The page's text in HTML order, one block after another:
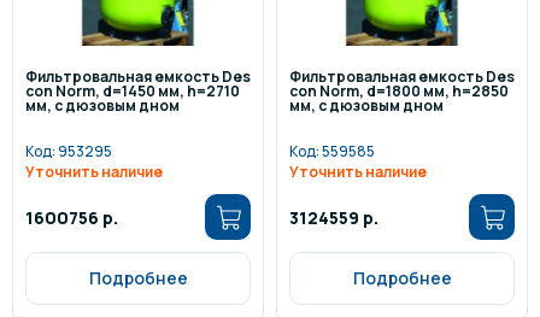
Фильтровальная емкость Des
con Norm, d=1450 мм, h=2710
мм, с дюзовым дном
Код:953295
Уточнить наличие
1600756 р.
Подробнее
Фильтровальная емкость Des
con Norm, d=1800 мм, h=2850
мм, с дюзовым дном
Код:559585
Уточнить наличие
3124559 р.
Подробнее